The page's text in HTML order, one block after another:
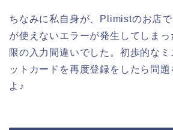
ちなみに私自身が、Plimistのお店
が使えないエラーが発生してしまっ
限の入力間違いでした。初歩的な
ットカードを再度登録をしたら問
よ♪